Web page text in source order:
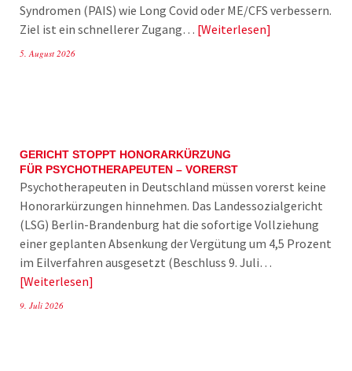
Syndromen (PAIS) wie Long Covid oder ME/CFS verbessern.
Ziel ist ein schnellerer Zugang… Weiterlesen
5. August 2026
GERICHT STOPPT HONORARKÜRZUNG
FÜR PSYCHOTHERAPEUTEN – VORERST
Psychotherapeuten in Deutschland müssen vorerst keine
Honorarkürzungen hinnehmen. Das Landessozialgericht
(LSG) Berlin-Brandenburg hat die sofortige Vollziehung
einer geplanten Absenkung der Vergütung um 4,5 Prozent
im Eilverfahren ausgesetzt (Beschluss 9. Juli…
Weiterlesen
9. Juli 2026